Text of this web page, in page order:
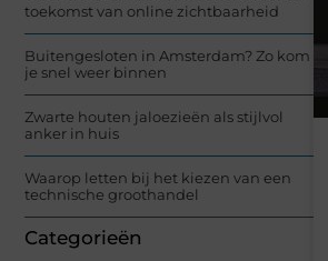
toekomst van online zichtbaarheid
Buitengesloten in Amsterdam? Zo kom
je snel weer binnen
Zwarte houten jaloezieën als stijlvol
anker in huis
Waarop letten bij het kiezen van een
technische groothandel
Categorieën